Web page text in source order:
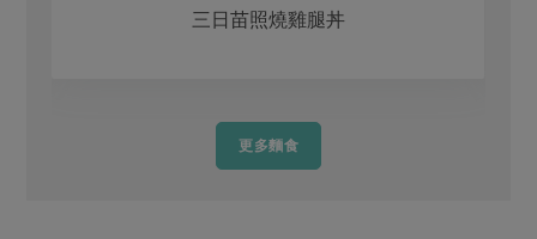
三日苗照燒雞腿丼
更多麵食